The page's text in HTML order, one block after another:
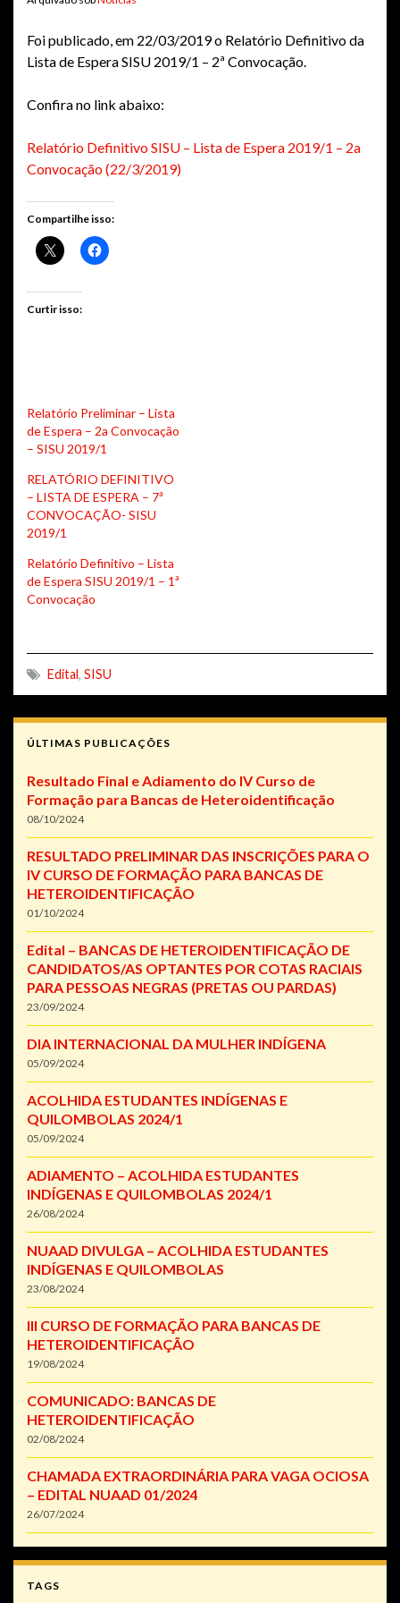
Foi publicado, em 22/03/2019 o Relatório Definitivo da
Lista de Espera SISU 2019/1 – 2ª Convocação.
Confira no link abaixo:
Relatório Definitivo SISU – Lista de Espera 2019/1 – 2a
Convocação (22/3/2019)
Compartilhe isso:
Curtir isso:
Relatório Preliminar – Lista
de Espera – 2a Convocação
– SISU 2019/1
RELATÓRIO DEFINITIVO
– LISTA DE ESPERA – 7ª
CONVOCAÇÃO- SISU
2019/1
Relatório Definitivo – Lista
de Espera SISU 2019/1 – 1ª
Convocação
Edital, SISU
ÚLTIMAS PUBLICAÇÕES
Resultado Final e Adiamento do IV Curso de
Formação para Bancas de Heteroidentificação
08/10/2024
RESULTADO PRELIMINAR DAS INSCRIÇÕES PARA O
IV CURSO DE FORMAÇÃO PARA BANCAS DE
HETEROIDENTIFICAÇÃO
01/10/2024
Edital – BANCAS DE HETEROIDENTIFICAÇÃO DE
CANDIDATOS/AS OPTANTES POR COTAS RACIAIS
PARA PESSOAS NEGRAS (PRETAS OU PARDAS)
23/09/2024
DIA INTERNACIONAL DA MULHER INDÍGENA
05/09/2024
ACOLHIDA ESTUDANTES INDÍGENAS E
QUILOMBOLAS 2024/1
05/09/2024
ADIAMENTO – ACOLHIDA ESTUDANTES
INDÍGENAS E QUILOMBOLAS 2024/1
26/08/2024
NUAAD DIVULGA – ACOLHIDA ESTUDANTES
INDÍGENAS E QUILOMBOLAS
23/08/2024
III CURSO DE FORMAÇÃO PARA BANCAS DE
HETEROIDENTIFICAÇÃO
19/08/2024
COMUNICADO: BANCAS DE
HETEROIDENTIFICAÇÃO
02/08/2024
CHAMADA EXTRAORDINÁRIA PARA VAGA OCIOSA
– EDITAL NUAAD 01/2024
26/07/2024
TAGS